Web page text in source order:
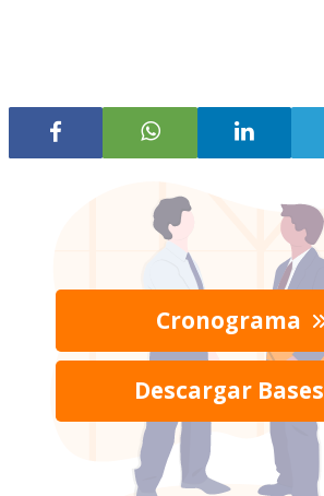
Cronograma
Descargar Bases